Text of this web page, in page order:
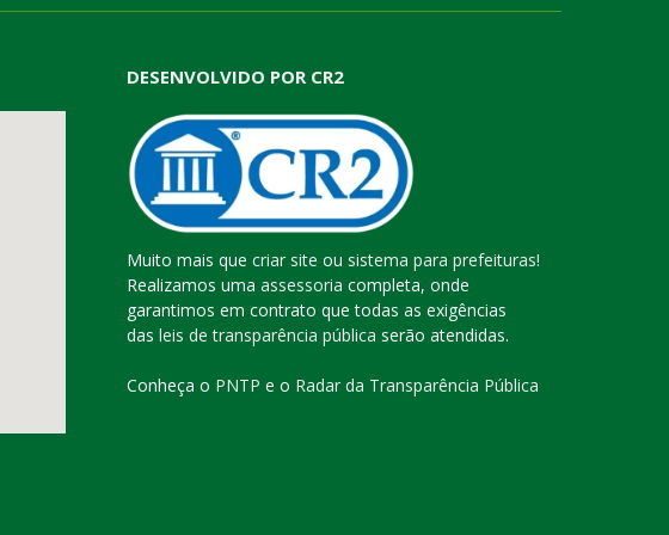
DESENVOLVIDO POR CR2
Muito mais que criar site ou sistema para prefeituras!
Realizamos uma assessoria completa, onde
garantimos em contrato que todas as exigências
das leis de transparência pública serão atendidas.
Conheça o PNTP e o Radar da Transparência Pública